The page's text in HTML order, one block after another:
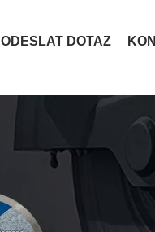
ODESLAT DOTAZ